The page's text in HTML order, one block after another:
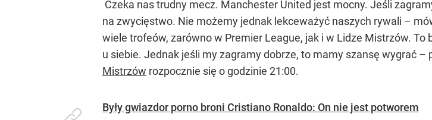
Czeka nas trudny mecz. Manchester United jest mocny. Jeśli
na zwycięstwo. Nie możemy jednak lekceważyć naszych rywali –
wiele trofeów, zarówno w Premier League, jak i w Lidze Mistrzów. To
u siebie. Jednak jeśli my zagramy dobrze, to mamy szansę wygrać
Mistrzów rozpocznie się o godzinie 21:00.
Były gwiazdor porno broni Cristiano Ronaldo: On nie jest potworem